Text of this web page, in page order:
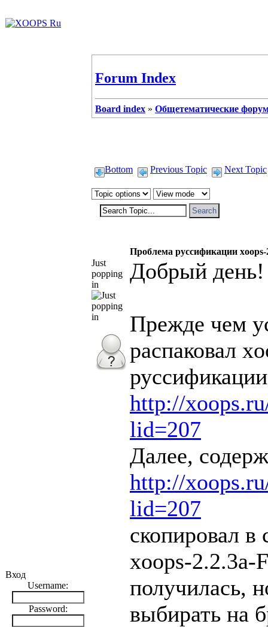
Вход
Username:
Password:
Forum Index
Board index » Общетематические
Bottom Previous Topic Next Topic
Проблема руссификации xoops-
Just
popping
in
Добрый день!
Прежде чем
распаковал
http://
lid=207
Далее,
http://
lid=207
скопировал в
xoops-2.2.3a-
получилась,
выбирать на